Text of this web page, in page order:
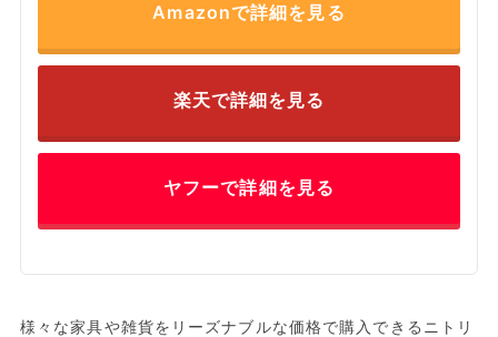
Amazonで詳細を見る
楽天で詳細を見る
ヤフーで詳細を見る
様々な家具や雑貨をリーズナブルな価格で購入できるニトリ